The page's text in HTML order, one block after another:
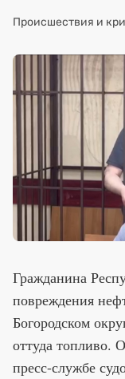
Происшествия и
Гражданина
повреждения
Богородском
оттуда топливо.
пресс-службе